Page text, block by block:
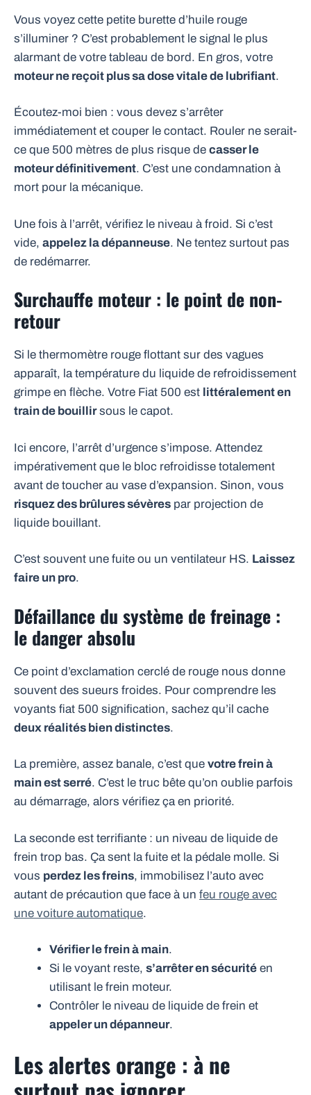
Vous voyez cette petite burette d’huile rouge
s’illuminer ? C’est probablement le signal le plus
alarmant de votre tableau de bord. En gros, votre
moteur ne reçoit plus sa dose vitale de lubrifiant.
Écoutez-moi bien : vous devez s’arrêter
immédiatement et couper le contact. Rouler ne serait-
ce que 500 mètres de plus risque de casser le
moteur définitivement. C’est une condamnation à
mort pour la mécanique.
Une fois à l’arrêt, vérifiez le niveau à froid. Si c’est
vide, appelez la dépanneuse. Ne tentez surtout pas
de redémarrer.
Surchauffe moteur : le point de non-
retour
Si le thermomètre rouge flottant sur des vagues
apparaît, la température du liquide de refroidissement
grimpe en flèche. Votre Fiat 500 est littéralement en
train de bouillirsous le capot.
Ici encore, l’arrêt d’urgence s’impose. Attendez
impérativement que le bloc refroidisse totalement
avant de toucher au vase d’expansion. Sinon, vous
risquez des brûlures sévères par projection de
liquide bouillant.
C’est souvent une fuite ou un ventilateur HS. Laissez
faire un pro.
Défaillance du système de freinage :
le danger absolu
Ce point d’exclamation cerclé de rouge nous donne
souvent des sueurs froides. Pour comprendre les
voyants fiat 500 signification, sachez qu’il cache
deux réalités bien distinctes.
La première, assez banale, c’est que votre frein à
main est serré. C’est le truc bête qu’on oublie parfois
au démarrage, alors vérifiez ça en priorité.
La seconde est terrifiante : un niveau de liquide de
frein trop bas. Ça sent la fuite et la pédale molle. Si
vous perdez les freins, immobilisez l’auto avec
autant de précaution que face à un feu rouge avec
une voiture automatique.
Vérifier le frein à main.
Si le voyant reste, s’arrêter en sécurité en
utilisant le frein moteur.
Contrôler le niveau de liquide de frein et
appeler un dépanneur.
Les alertes orange : à ne